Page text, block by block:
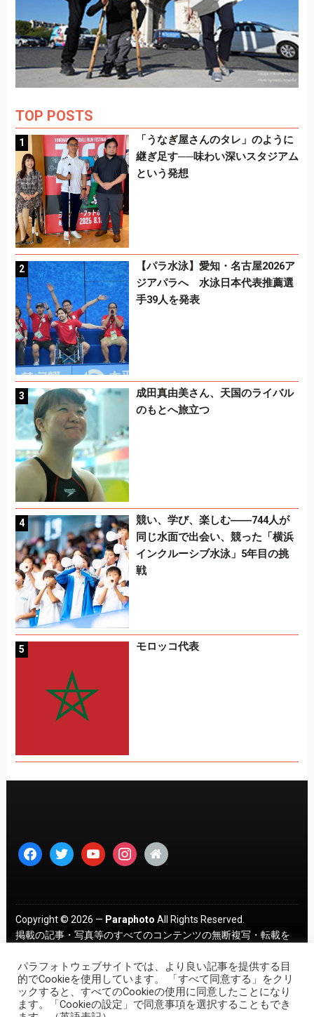
TOP POSTS
「うなぎ屋さんのタレ」のように
継ぎ足す──味わい深いスタジアム
という発想
【パラ水泳】愛知・名古屋2026ア
ジアパラへ 水泳日本代表推薦選
手39人を発表
成田真由美さん、天国のライバル
のもとへ旅立つ
競い、学び、楽しむ――744人が
同じ水面で出会い、競った「横浜
インクルーシブ水泳」5年目の挑
戦
モロッコ代表
facebooktwitter youtubeinstagram
home
Copyright © 2026 — Paraphoto All Rights Reserved.
掲載の記事・写真等のすべてのコンテンツの無断複写・転載を
パラフォトウェブサイトでは、より良い記事を提供する目
的でCookieを使用しています。 「すべて同意する」をクリ
ックすると、すべてのCookieの使用に同意したことになり
ます。「Cookieの設定」で同意事項を選択することもでき